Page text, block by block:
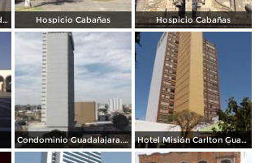
Centro Histórico de Guadalajara Hospicio Cabañas Hospicio Cabañas
Condominio Guadalajara. Marzo/2016 Hotel Misión Carlton Guadalajara. Marzo/2016